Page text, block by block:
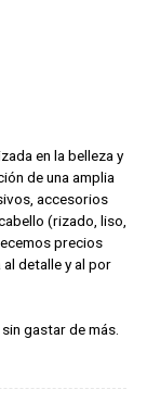
en la belleza y
de una amplia
accesorios
(rizado, liso,
precios
detalle y al por
gastar de más.